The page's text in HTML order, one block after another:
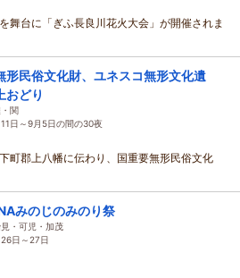
舞台に「ぎふ長良川花火大会」が開催されま
形民俗文化財、ユネスコ無形文化遺
どり
関
日～9月5日の間の30夜
町郡上八幡に伝わり、国重要無形民俗文化
みのじのみのり祭
・可児・加茂
日～27日